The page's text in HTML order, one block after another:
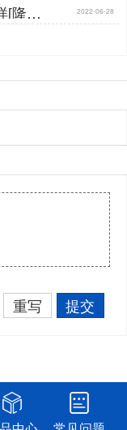
[隆茂 2022-06-28
重写
提交